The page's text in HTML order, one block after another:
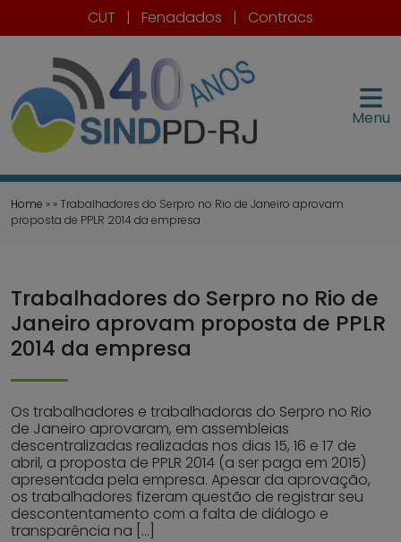
CUT | Fenadados | Contracs
Menu
Home » » Trabalhadores do Serpro no Rio de Janeiro aprovam
proposta de PPLR 2014 da empresa
Trabalhadores do Serpro no Rio de
Janeiro aprovam proposta de PPLR
2014 da empresa
Os trabalhadores e trabalhadoras do Serpro no Rio
de Janeiro aprovaram, em assembleias
descentralizadas realizadas nos dias 15, 16 e 17 de
abril, a proposta de PPLR 2014 (a ser paga em 2015)
apresentada pela empresa. Apesar da aprovação,
os trabalhadores fizeram questão de registrar seu
descontentamento com a falta de diálogo e
transparência na […]